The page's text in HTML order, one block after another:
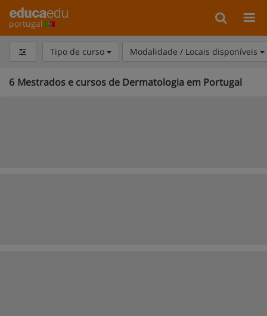
portugal
Tipo de curso Modalidade / Locais disponíveis
6 Mestrados e cursos de Dermatologia em Portugal